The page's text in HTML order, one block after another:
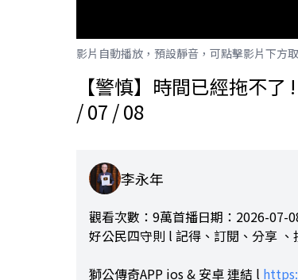
影片自動播放，預設靜音，可點擊影片下方
【警慎】時間已經拖不
/ 07 / 08
李永年
觀看次數：9萬首播日期：2026-07-
好公民四守則 l 記得、訂閱、分享
獅公傳奇APP ios & 安卓 連結 l